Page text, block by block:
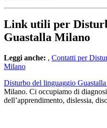
Link utili per
Guastalla Milano
Leggi anche: , Contatti per
Milano
Disturbo del linguaggio
Milano. Ci occupiamo di
dell’apprendimento, dislessia,